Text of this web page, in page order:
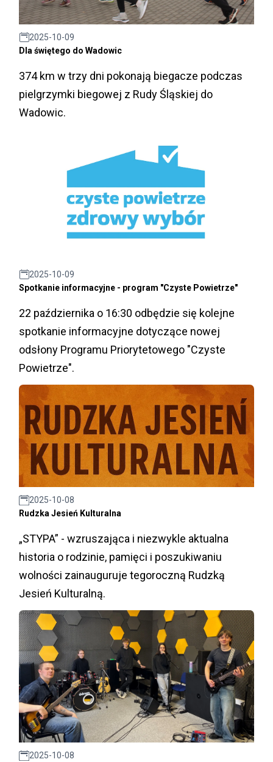
2025-10-09
Dla świętego do Wadowic
374 km w trzy dni pokonają biegacze podczas
pielgrzymki biegowej z Rudy Śląskiej do
Wadowic.
2025-10-09
Spotkanie informacyjne - program "Czyste Powietrze"
22 października o 16:30 odbędzie się kolejne
spotkanie informacyjne dotyczące nowej
odsłony Programu Priorytetowego "Czyste
Powietrze".
2025-10-08
Rudzka Jesień Kulturalna
„STYPA” - wzruszająca i niezwykle aktualna
historia o rodzinie, pamięci i poszukiwaniu
wolności zainauguruje tegoroczną Rudzką
Jesień Kulturalną.
2025-10-08